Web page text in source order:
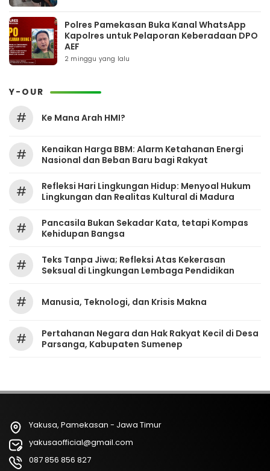
Polres Pamekasan Buka Kanal WhatsApp
Kapolres untuk Pelaporan Keberadaan DPO
AEF
2 minggu yang lalu
Y-OUR
# Ke Mana Arah HMI?
#
Kenaikan Harga BBM: Alarm Ketahanan Energi
Nasional dan Beban Baru bagi Rakyat
#
Refleksi Hari Lingkungan Hidup: Menyoal Hukum
Lingkungan dan Realitas Kultural di Madura
#
Pancasila Bukan Sekadar Kata, tetapi Kompas
Kehidupan Bangsa
#
Teks Tanpa Jiwa; Refleksi Atas Kekerasan
Seksual di Lingkungan Lembaga Pendidikan
# Manusia, Teknologi, dan Krisis Makna
#
Pertahanan Negara dan Hak Rakyat Kecil di Desa
Parsanga, Kabupaten Sumenep
Yakusa, Pamekasan - Jawa Timur
yakusaofficial@gmail.com
087 856 856 827